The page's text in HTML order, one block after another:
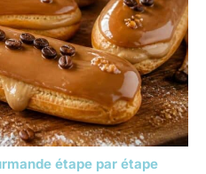
étape par étape